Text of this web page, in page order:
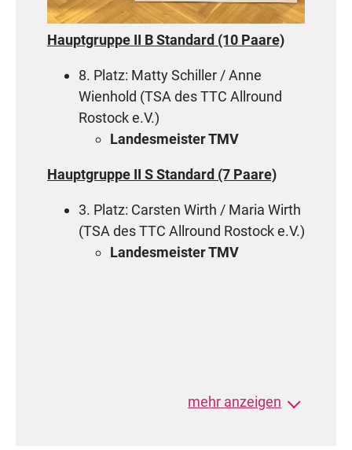
Hauptgruppe II B Standard (10 Paare)
8. Platz: Matty Schiller / Anne
Wienhold (TSA des TTC Allround
Rostock e.V.)
Landesmeister TMV
Hauptgruppe II S Standard (7 Paare)
3. Platz: Carsten Wirth / Maria Wirth
(TSA des TTC Allround Rostock e.V.)
Landesmeister TMV
MAS III A Standard (26 Paare)mehr anzeigen